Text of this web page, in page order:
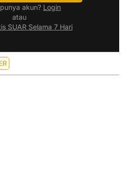
akun? Login
atau
SUAR Selama 7 Hari